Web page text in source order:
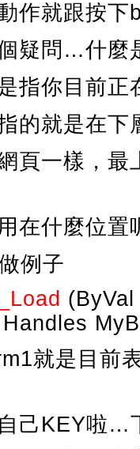
作就跟按
疑問…什麼
指你目前正
的就是在
頁一樣，
在什麼位置
例子
就是目前
己KEY啦…